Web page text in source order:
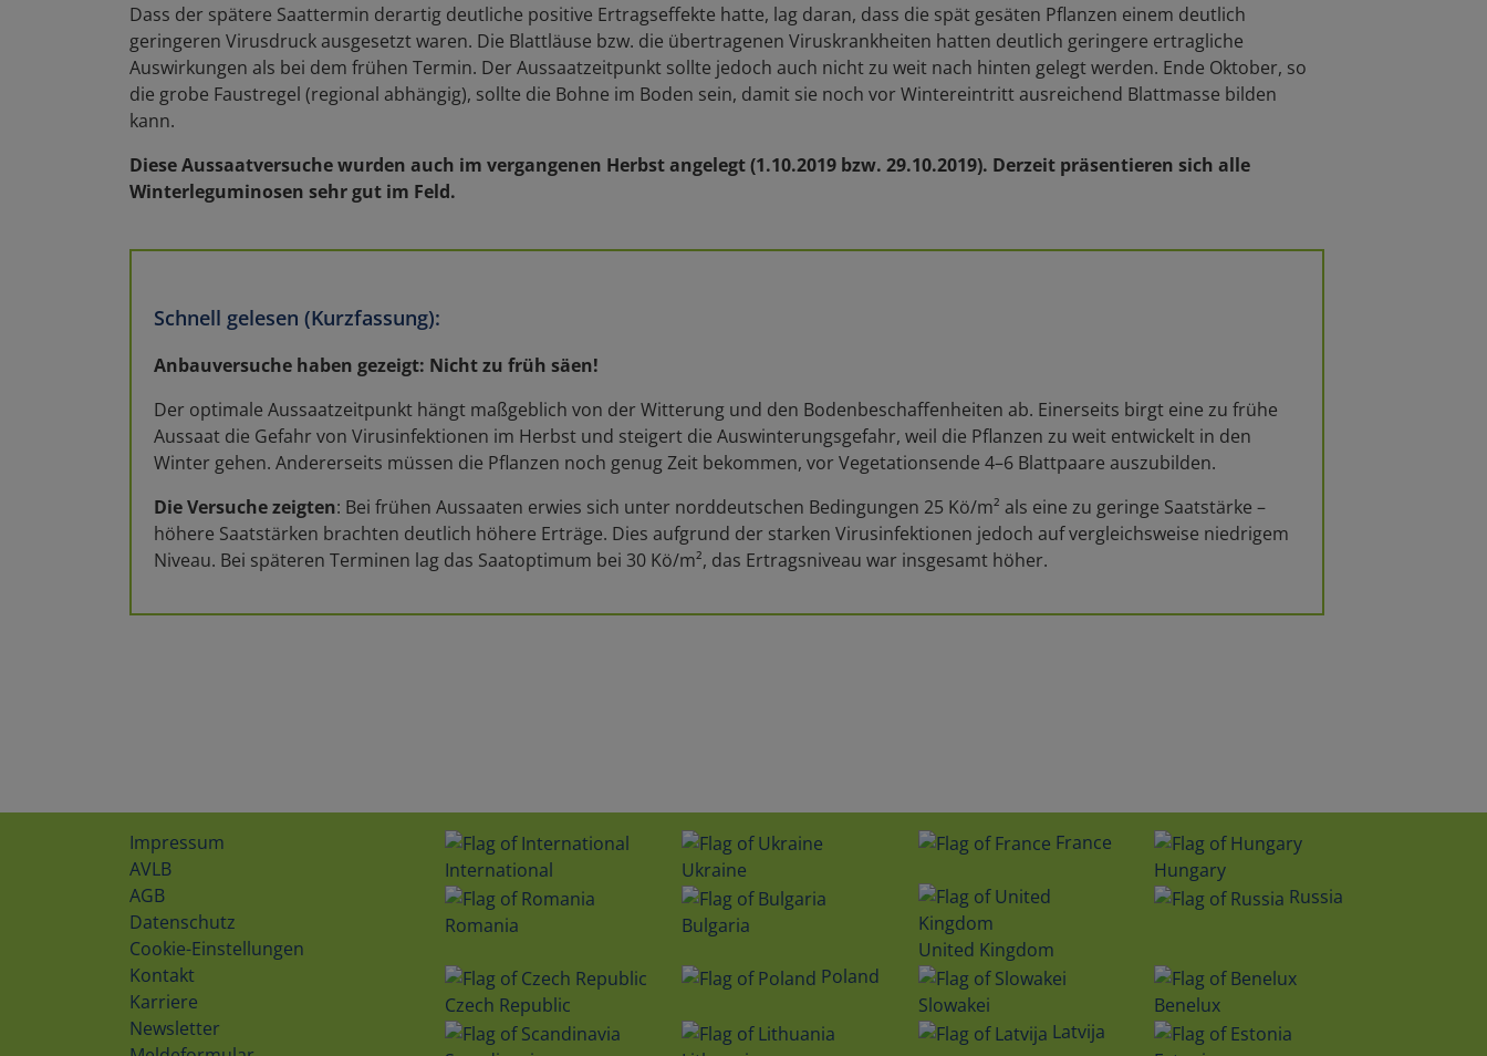
Dass der spätere Saattermin derartig deutliche positive Ertragseffekte hatte, lag daran, dass die spät gesäten Pflanzen einem deutlich
geringeren Virusdruck ausgesetzt waren. Die Blattläuse bzw. die übertragenen Viruskrankheiten hatten deutlich geringere ertragliche
Auswirkungen als bei dem frühen Termin. Der Aussaatzeitpunkt sollte jedoch auch nicht zu weit nach hinten gelegt werden. Ende Oktober, so
die grobe Faustregel (regional abhängig), sollte die Bohne im Boden sein, damit sie noch vor Wintereintritt ausreichend Blattmasse bilden
kann.
Diese Aussaatversuche wurden auch im vergangenen Herbst angelegt (1.10.2019 bzw. 29.10.2019). Derzeit präsentieren sich alle
Winterleguminosen sehr gut im Feld.
Schnell gelesen (Kurzfassung):
Anbauversuche haben gezeigt: Nicht zu früh säen!
Der optimale Aussaatzeitpunkt hängt maßgeblich von der Witterung und den Bodenbeschaffenheiten ab. Einerseits birgt eine zu frühe
Aussaat die Gefahr von Virusinfektionen im Herbst und steigert die Auswinterungsgefahr, weil die Pflanzen zu weit entwickelt in den
Winter gehen. Andererseits müssen die Pflanzen noch genug Zeit bekommen, vor Vegetationsende 4–6 Blattpaare auszubilden.
Die Versuche zeigten: Bei frühen Aussaaten erwies sich unter norddeutschen Bedingungen 25 Kö/m² als eine zu geringe Saatstärke –
höhere Saatstärken brachten deutlich höhere Erträge. Dies aufgrund der starken Virusinfektionen jedoch auf vergleichsweise niedrigem
Niveau. Bei späteren Terminen lag das Saatoptimum bei 30 Kö/m², das Ertragsniveau war insgesamt höher.
Impressum
AVLB
AGB
Datenschutz
Cookie-Einstellungen
Kontakt
Karriere
Newsletter
International Ukraine
France
Hungary
Romania
Bulgaria
United Kingdom
Russia
Czech Republic
Poland
Slowakei
Benelux
Latvija